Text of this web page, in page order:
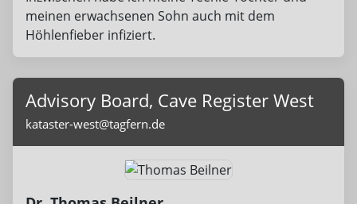
meinen erwachsenen Sohn auch mit dem
Höhlenfieber infiziert.
Advisory Board, Cave Register West
kataster-west@tagfern.de